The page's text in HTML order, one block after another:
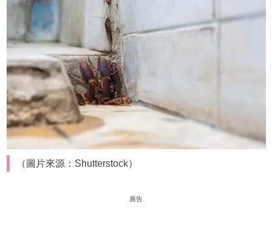
（圖片來源：Shutterstock）
廣告